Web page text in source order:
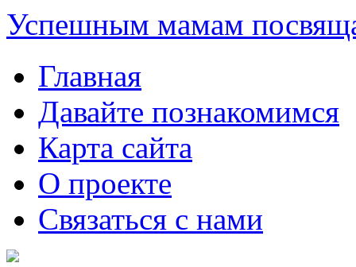
Успешным мамам
Главная
Давайте познакомимся
Карта сайта
О проекте
Связаться с нами